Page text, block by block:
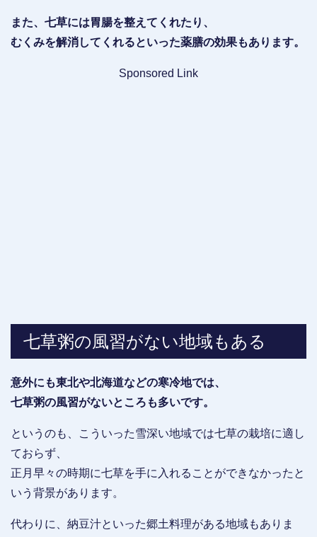
また、七草には胃腸を整えてくれたり、
むくみを解消してくれるといった薬膳の効果もあります。
Sponsored Link
七草粥の風習がない地域もある
意外にも東北や北海道などの寒冷地では、
七草粥の風習がないところも多いです。
というのも、こういった雪深い地域では七草の栽培に適し
ておらず、
正月早々の時期に七草を手に入れることができなかったと
いう背景があります。
代わりに、納豆汁といった郷土料理がある地域もありま